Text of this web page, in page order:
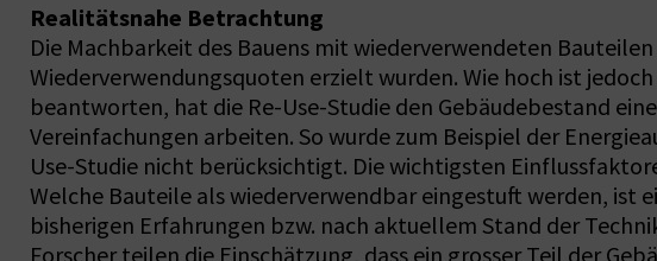
Realitätsnahe Betrachtung
Die Machbarkeit des Bauens mit wiederverwendeten
Wiederverwendungsquoten erzielt wurden. Wie hoch ist
beantworten, hat die Re-Use-Studie den Gebäudebestand
Vereinfachungen arbeiten. So wurde zum Beispiel der
Use-Studie nicht berücksichtigt. Die wichtigsten
Welche Bauteile als wiederverwendbar eingestuft werden, ist
bisherigen Erfahrungen bzw. nach aktuellem Stand der